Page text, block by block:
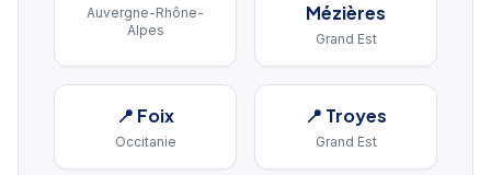
Auvergne-Rhône-
Alpes
Mézières
Grand Est
📍 Foix
Occitanie
📍 Troyes
Grand Est